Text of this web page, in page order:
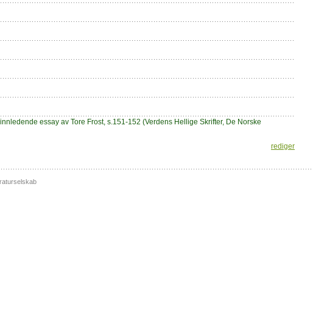
essay av Tore Frost, s.151-152 (Verdens Hellige Skrifter, De Norske
rediger